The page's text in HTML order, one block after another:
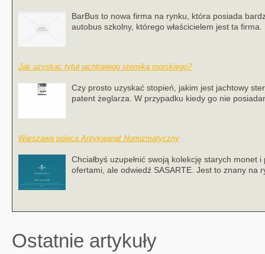
BarBus to nowa firma na rynku, która posiada
autobus szkolny, którego właścicielem jest ta
Jak uzyskać tytuł jachtowego sternika morskiego?
Czy prosto uzyskać stopień, jakim jest jachtowy
patent żeglarza. W przypadku kiedy go nie
Warszawa poleca Antykwariat Numizmatyczny
Chciałbyś uzupełnić swoją kolekcję starych
ofertami, ale odwiedź SASARTE. Jest to znany na
Ostatnie artykuły